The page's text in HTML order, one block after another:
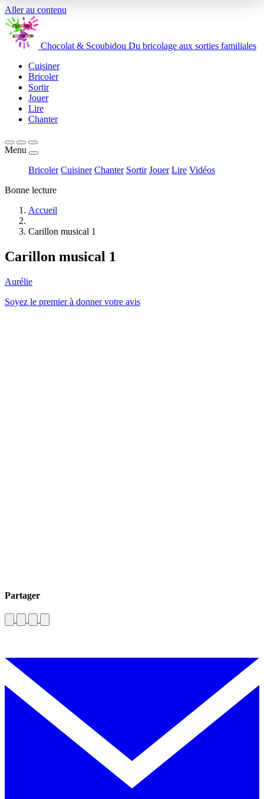
Aller au contenu
Chocolat & Scoubidou Du bricolage aux sorties familiales
Cuisiner
Bricoler
Sortir
Jouer
Lire
Chanter
Menu
Bricoler Cuisiner Chanter Sortir Jouer Lire Vidéos
Bonne lecture
Accueil
Carillon musical 1
Carillon musical 1
Aurélie
Soyez le premier à donner votre avis
Partager